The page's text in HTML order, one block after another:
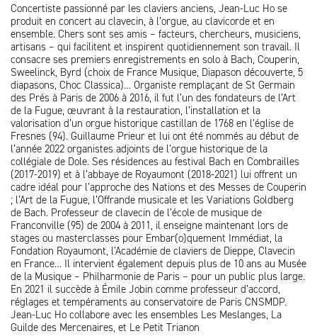
Concertiste passionné par les claviers anciens, Jean-Luc Ho se
produit en concert au clavecin, à l’orgue, au clavicorde et en
ensemble. Chers sont ses amis – facteurs, chercheurs, musiciens,
artisans – qui facilitent et inspirent quotidiennement son travail. Il
consacre ses premiers enregistrements en solo à Bach, Couperin,
Sweelinck, Byrd (choix de France Musique, Diapason découverte, 5
diapasons, Choc Classica)… Organiste remplaçant de St Germain
des Prés à Paris de 2006 à 2016, il fut l’un des fondateurs de l’Art
de la Fugue, œuvrant à la restauration, l’installation et la
valorisation d’un orgue historique castillan de 1768 en l’église de
Fresnes (94). Guillaume Prieur et lui ont été nommés au début de
l’année 2022 organistes adjoints de l’orgue historique de la
collégiale de Dole. Ses résidences au festival Bach en Combrailles
(2017-2019) et à l’abbaye de Royaumont (2018-2021) lui offrent un
cadre idéal pour l’approche des Nations et des Messes de Couperin
; l’Art de la Fugue, l’Offrande musicale et les Variations Goldberg
de Bach. Professeur de clavecin de l’école de musique de
Franconville (95) de 2004 à 2011, il enseigne maintenant lors de
stages ou masterclasses pour Embar(o)quement Immédiat, la
Fondation Royaumont, l’Académie de claviers de Dieppe, Clavecin
en France… Il intervient également depuis plus de 10 ans au Musée
de la Musique – Philharmonie de Paris – pour un public plus large.
En 2021 il succède à Émile Jobin comme professeur d’accord,
réglages et tempéraments au conservatoire de Paris CNSMDP.
Jean-Luc Ho collabore avec les ensembles Les Meslanges, La
Guilde des Mercenaires, et Le Petit Trianon